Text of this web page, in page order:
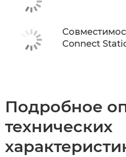
Connect
Подробное
технических